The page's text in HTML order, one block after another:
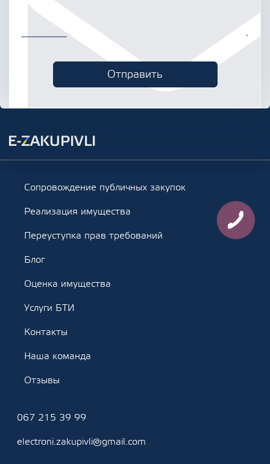
Сопровождение публичных закупок
Реализация имущества
Переуступка прав требований
Блог
Оценка имущества
Услуги БТИ
Контакты
Наша команда
Отзывы
067 215 39 99
electroni.zakupivli@gmail.com